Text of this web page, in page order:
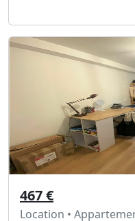
467 €
Location •